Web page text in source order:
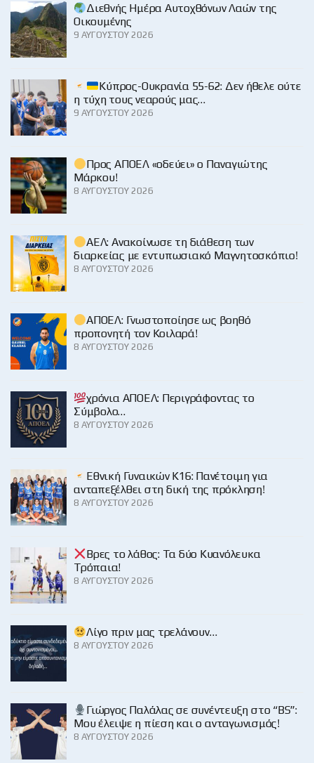
Διεθνής Ημέρα Αυτοχθόνων Λαών της
Οικουμένης
9 ΑΥΓΟΎΣΤΟΥ 2026
Κύπρος-Ουκρανία 55-62: Δεν ήθελε ούτε
η τύχη τους νεαρούς μας…
9 ΑΥΓΟΎΣΤΟΥ 2026
Προς ΑΠΟΕΛ «οδεύει» ο Παναγιώτης
Μάρκου!
8 ΑΥΓΟΎΣΤΟΥ 2026
ΑΕΛ: Ανακοίνωσε τη διάθεση των
διαρκείας με εντυπωσιακό Μαγνητοσκόπιο!
8 ΑΥΓΟΎΣΤΟΥ 2026
ΑΠΟΕΛ: Γνωστοποίησε ως βοηθό
προπονητή τον Κοιλαρά!
8 ΑΥΓΟΎΣΤΟΥ 2026
χρόνια ΑΠΟΕΛ: Περιγράφοντας το
Σύμβολο…
8 ΑΥΓΟΎΣΤΟΥ 2026
Εθνική Γυναικών Κ16: Πανέτοιμη για
ανταπεξέλθει στη δική της πρόκληση!
8 ΑΥΓΟΎΣΤΟΥ 2026
Βρες το λάθος: Τα δύο Κυανόλευκα
Τρόπαια!
8 ΑΥΓΟΎΣΤΟΥ 2026
Λίγο πριν μας τρελάνουν…
8 ΑΥΓΟΎΣΤΟΥ 2026
Γιώργος Παλάλας σε συνέντευξη στο “BS”:
Μου έλειψε η πίεση και ο ανταγωνισμός!
8 ΑΥΓΟΎΣΤΟΥ 2026